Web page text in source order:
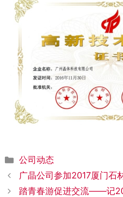
分
类
公司动态
广晶公司参加2017厦门石
踏青春游促进交流——记